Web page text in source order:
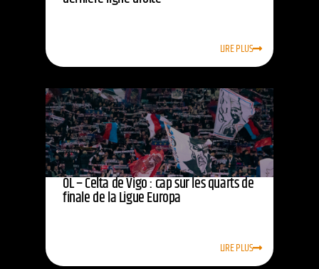
LIRE PLUS
OL – Celta de Vigo : cap sur les quarts de
finale de la Ligue Europa
LIRE PLUS